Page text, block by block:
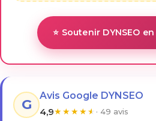
⭐ Soutenir DYNSEO
G
Avis Google DYNSEO
4,9★★★★★ · 49 avis